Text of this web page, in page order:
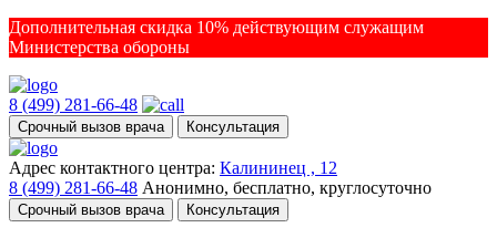
Дополнительная скидка 10% действующим служащим
Министерства обороны
8 (499) 281-66-48
Срочный вызов врача Консультация
Адрес контактного центра: Калининец , 12
8 (499) 281-66-48 Анонимно, бесплатно, круглосуточно
Срочный вызов врача Консультация